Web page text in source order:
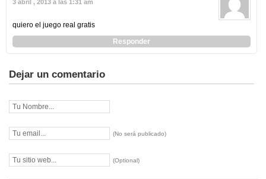
3 abril , 2013 a las 1:31 am
quiero el juego real gratis
Responder
Dejar un comentario
(No será publicado)
(Optional)